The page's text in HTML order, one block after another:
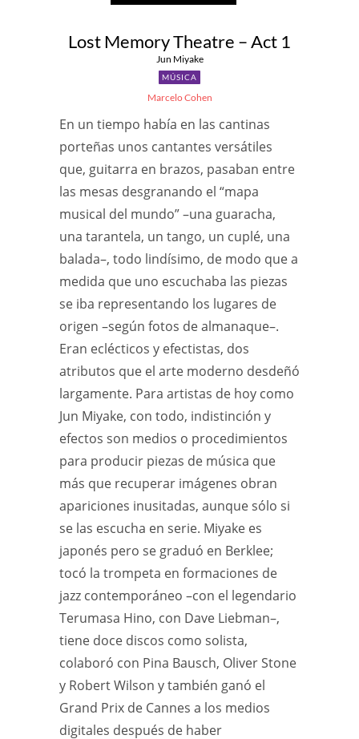
Lost Memory Theatre – Act 1
Jun Miyake
MÚSICA
Marcelo Cohen
En un tiempo había en las cantinas
porteñas unos cantantes versátiles
que, guitarra en brazos, pasaban entre
las mesas desgranando el “mapa
musical del mundo” –una guaracha,
una tarantela, un tango, un cuplé, una
balada–, todo lindísimo, de modo que a
medida que uno escuchaba las piezas
se iba representando los lugares de
origen –según fotos de almanaque–.
Eran eclécticos y efectistas, dos
atributos que el arte moderno desdeñó
largamente. Para artistas de hoy como
Jun Miyake, con todo, indistinción y
efectos son medios o procedimientos
para producir piezas de música que
más que recuperar imágenes obran
apariciones inusitadas, aunque sólo si
se las escucha en serie. Miyake es
japonés pero se graduó en Berklee;
tocó la trompeta en formaciones de
jazz contemporáneo –con el legendario
Terumasa Hino, con Dave Liebman–,
tiene doce discos como solista,
colaboró con Pina Bausch, Oliver Stone
y Robert Wilson y también ganó el
Grand Prix de Cannes a los medios
digitales después de haber